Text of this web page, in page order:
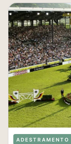
ADESTRAMENTO